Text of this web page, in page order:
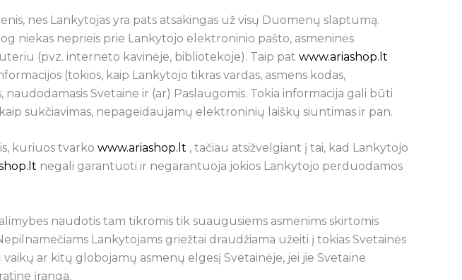
nes Lankytojas yra pats atsakingas už visų Duomenų slaptumą.
niekas neprieis prie Lankytojo elektroninio pašto, asmeninės
(pvz. interneto kavinėje, bibliotekoje). Taip pat www.ariashop.lt
(tokios, kaip Lankytojo tikras vardas, asmens kodas,
Svetaine ir (ar) Paslaugomis. Tokia informacija gali būti
sukčiavimas, nepageidaujamų elektroninių laiškų siuntimas ir pan.
kuriuos tvarko www.ariashop.lt , tačiau atsižvelgiant į tai, kad Lankytojo
negali garantuoti ir negarantuoja jokios Lankytojo perduodamos
naudotis tam tikromis tik suaugusiems asmenims skirtomis
Lankytojams griežtai draudžiama užeiti į tokias Svetainės
ar kitų globojamų asmenų elgesį Svetainėje, jei jie Svetaine
įranga.